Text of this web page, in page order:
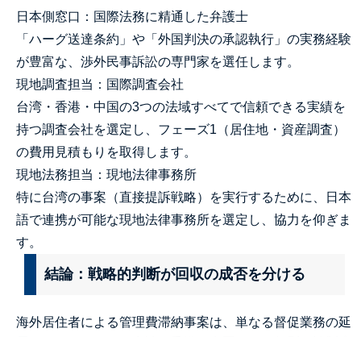
日本側窓口：国際法務に精通した弁護士
「ハーグ送達条約」や「外国判決の承認執行」の実務経験
が豊富な、渉外民事訴訟の専門家を選任します。
現地調査担当：国際調査会社
台湾・香港・中国の3つの法域すべてで信頼できる実績を
持つ調査会社を選定し、フェーズ1（居住地・資産調査）
の費用見積もりを取得します。
現地法務担当：現地法律事務所
特に台湾の事案（直接提訴戦略）を実行するために、日本
語で連携が可能な現地法律事務所を選定し、協力を仰ぎま
す。
結論：戦略的判断が回収の成否を分ける
海外居住者による管理費滞納事案は、単なる督促業務の延